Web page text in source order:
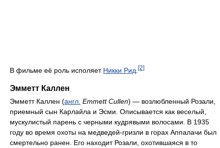
В фильме её роль исполяет Никки Рид [2]
Эмметт Каллен
Эмметт Каллен (англ. Emmett Cullen) — возлюбленный Розали,
приемный сын Карлайла и Эсми. Описывается как веселый,
мускулистый парень с черными кудрявыми волосами. В 1935
году во время охоты на медведей-гризли в горах Аппалачи был
смертельно ранен. Его находит Розали, охотившаяся в то